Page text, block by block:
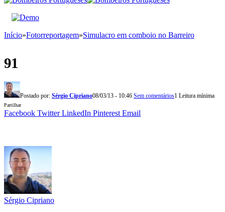
Início»Fotorreportagem»Simulacro em comboio no Barreiro
91
Postado por: Sérgio Cipriano08/03/13 - 10:46 Sem comentários1 Leitura mínima
Partilhar
Facebook Twitter LinkedIn Pinterest Email
Sérgio Cipriano